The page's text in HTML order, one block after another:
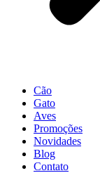
Cão
Gato
Aves
Promoções
Novidades
Blog
Contato